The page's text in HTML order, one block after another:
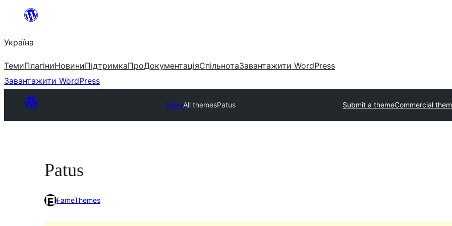
Перейти
вмісту
Україна
ТемиПлагіниНовиниПідтримкаПроДокументаціяСпільнотаЗавантажити WordPress
Завантажити WordPress
ТемиAll themesPatus Submit a themeCommercial
Patus
FameThemes